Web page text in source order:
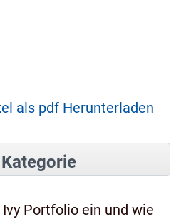
als pdf Herunterladen
Portfolio ein und wie